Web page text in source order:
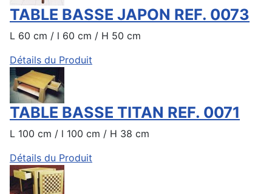
TABLE BASSE JAPON REF. 0073
L 60 cm / l 60 cm / H 50 cm
Détails du Produit
TABLE BASSE TITAN REF. 0071
L 100 cm / l 100 cm / H 38 cm
Détails du Produit